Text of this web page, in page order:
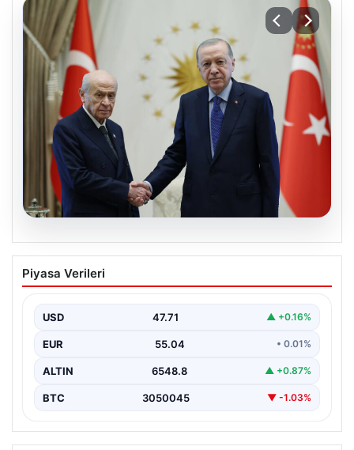
Cumhurbaşkanı Erdoğan, Devlet
Bahçeli ile görüştü
Piyasa Verileri
USD 47.71 ▲ +0.16%
EUR 55.04 • 0.01%
ALTIN 6548.8 ▲ +0.87%
BTC 3050045 ▼ -1.03%